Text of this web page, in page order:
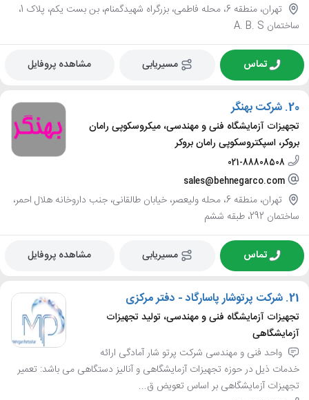
تهران، منطقه 6، محله فاطمی، بزرگراه شهیدگمنام، بن بست یکم، پلاک 1،
ساختمان A. B. S
تماس مسیریابی مشاهده پروفایل
20. شرکت بهنگر
تجهیزات آزمایشگاه فنی و مهندسی، میکروسکوپی رامان
بروکر، اسپکتروسکوپی رامان بروکر
021-88808508
sales@behnegarco.com
تهران، منطقه 6، محله ولیعصر، خیابان طالقانی، جنب داروخانه هلال احمر،
ساختمان 292، طبقه ششم
تماس مسیریابی مشاهده پروفایل
21. شرکت پرتوشار پاسارگاد - دفتر مرکزی
تجهیزات آزمایشگاه فنی و مهندسی، تولید تجهیزات
آزمایشگاهی
واحد فنی و مهندسی شرکت پرتو شار آمادگی ارائه
خدمات ذیل در حوزه تجهیزات آزمایشگاهی و آنالیز دستگاهی می باشد: تعمیر
تجهیزات آزمایشگاهی بر اساس تعویض ق...